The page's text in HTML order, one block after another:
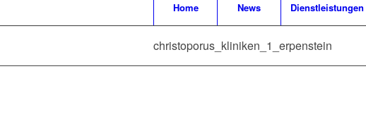
Home News Dienstleistungen
christoporus_kliniken_1_erpenstein